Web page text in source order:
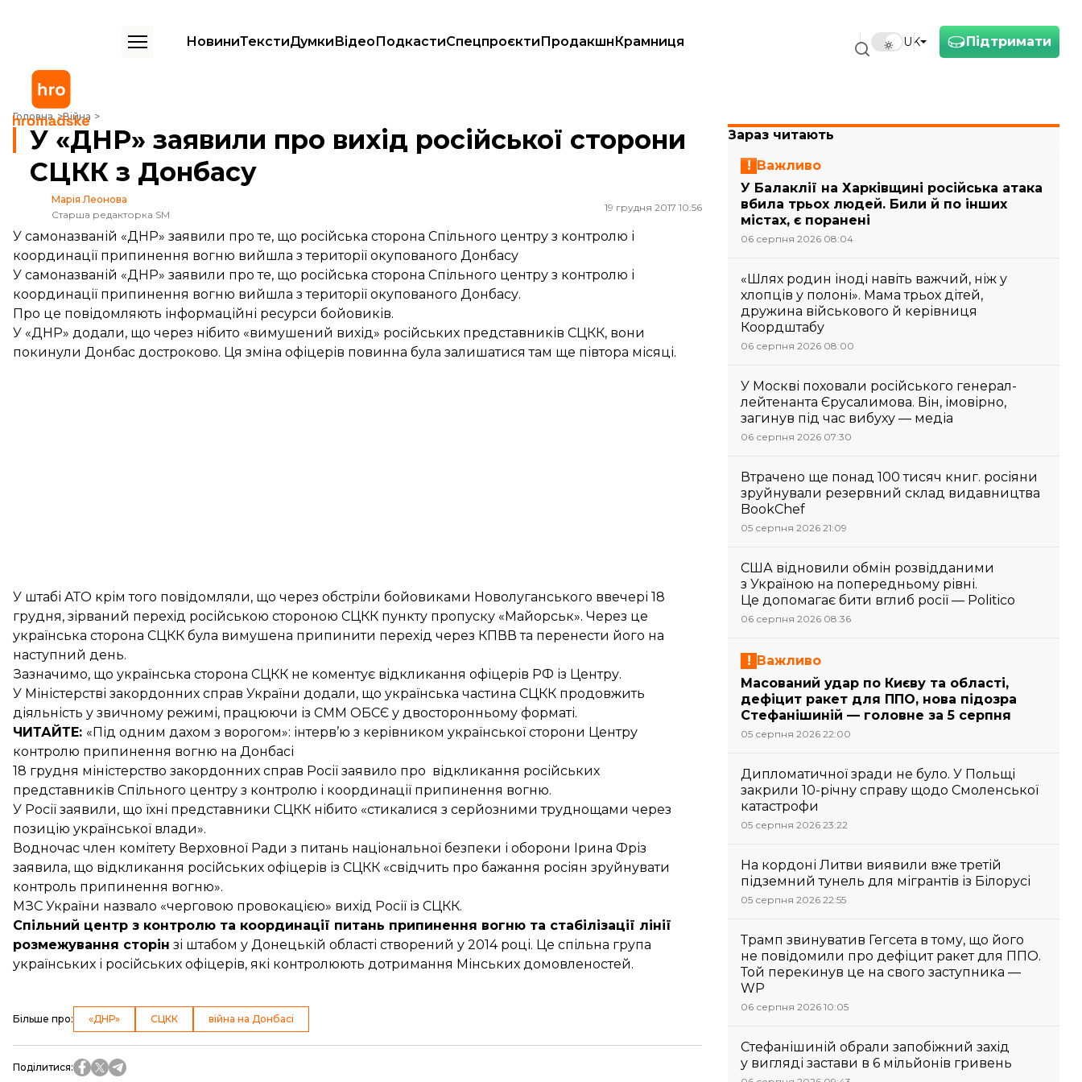
Підтримати
UK
НовиниТекстиДумкиВідеоПодкастиСпецпроєктиПродакшнКрамниця
Головна Війна
У «ДНР» заявили про вихід російської сторони СЦКК з Донбасу
У «ДНР» заявили про вихід російської сторони
СЦКК з Донбасу
Марія Леонова
Старша редакторка SM
19 грудня 2017 10:56
У самоназваній «ДНР» заявили про те, що російська сторона Спільного центру з контролю і
координації припинення вогню вийшла з території окупованого Донбасу
У самоназваній «ДНР» заявили про те, що російська сторона Спільного центру з контролю і
координації припинення вогню вийшла з території окупованого Донбасу.
Про це повідомляють інформаційні ресурси бойовиків.
У «ДНР» додали, що через нібито «вимушений вихід» російських представників СЦКК, вони
покинули Донбас достроково. Ця зміна офіцерів повинна була залишатися там ще півтора місяці.
У штабі АТО крім того повідомляли, що через обстріли бойовиками Новолуганського ввечері 18
грудня, зірваний перехід російською стороною СЦКК пункту пропуску «Майорськ». Через це
українська сторона СЦКК була вимушена припинити перехід через КПВВ та перенести його на
наступний день.
Зазначимо, що українська сторона СЦКК не коментує відкликання офіцерів РФ із Центру.
У Міністерстві закордонних справ України додали, що українська частина СЦКК продовжить
діяльність у звичному режимі, працюючи із СММ ОБСЄ у двосторонньому форматі.
ЧИТАЙТЕ: «Під одним дахом з ворогом»: інтерв’ю з керівником української сторони Центру
контролю припинення вогню на Донбасі
18 грудня міністерство закордонних справ Росії заявило про відкликання російських
представників Спільного центру з контролю і координації припинення вогню.
У Росії заявили, що їхні представники СЦКК нібито «стикалися з серйозними труднощами через
позицію української влади».
Водночас член комітету Верховної Ради з питань національної безпеки і оборони Ірина Фріз
заявила, що відкликання російських офіцерів із СЦКК «свідчить про бажання росіян зруйнувати
контроль припинення вогню».
МЗС України назвало «черговою провокацією» вихід Росії із СЦКК.
Спільний центр з контролю та координації питань припинення вогню та стабілізації лінії
розмежування сторін зі штабом у Донецькій області створений у 2014 році. Це спільна група
українських і російських офіцерів, які контролюють дотримання Мінських домовленостей.
Більше про: «ДНР» СЦКК війна на Донбасі
Поділитися:
Зараз читають
Важливо
У Балаклії на Харківщині російська атака
вбила трьох людей. Били й по інших
містах, є поранені
06 серпня 2026 08:04
«Шлях родин іноді навіть важчий, ніж у
хлопців у полоні». Мама трьох дітей,
дружина військового й керівниця
Коордштабу
06 серпня 2026 08:00
У Москві поховали російського генерал-
лейтенанта Єрусалимова. Він, імовірно,
загинув під час вибуху — медіа
06 серпня 2026 07:30
Втрачено ще понад 100 тисяч книг. росіяни
зруйнували резервний склад видавництва
BookChef
05 серпня 2026 21:09
США відновили обмін розвідданими
з Україною на попередньому рівні.
Це допомагає бити вглиб росії — Politico
06 серпня 2026 08:36
Важливо
Масований удар по Києву та області,
дефіцит ракет для ППО, нова підозра
Стефанішиній — головне за 5 серпня
05 серпня 2026 22:00
Дипломатичної зради не було. У Польщі
закрили 10-річну справу щодо Смоленської
катастрофи
05 серпня 2026 23:22
На кордоні Литви виявили вже третій
підземний тунель для мігрантів із Білорусі
05 серпня 2026 22:55
Трамп звинуватив Гегсета в тому, що його
не повідомили про дефіцит ракет для ППО.
Той перекинув це на свого заступника —
WP
06 серпня 2026 10:05
Стефанішиній обрали запобіжний захід
у вигляді застави в 6 мільйонів гривень